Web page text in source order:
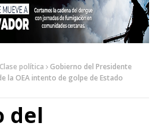
Clase política
Gobierno del Presidente
la OEA intento de golpe de Estado
del